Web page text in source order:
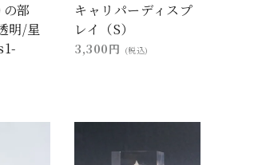
の部
明/星
キャリパーディスプ
レイ（S）
3,300円 (税込)